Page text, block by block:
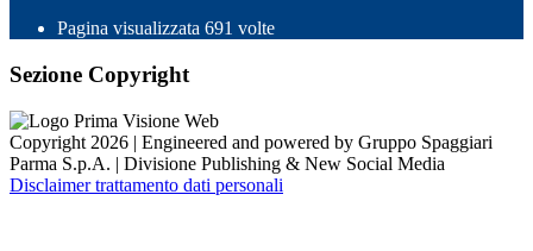
Pagina visualizzata 691 volte
Sezione Copyright
Copyright 2026 | Engineered and powered by Gruppo Spaggiari
Parma S.p.A. | Divisione Publishing & New Social Media
Disclaimer trattamento dati personali